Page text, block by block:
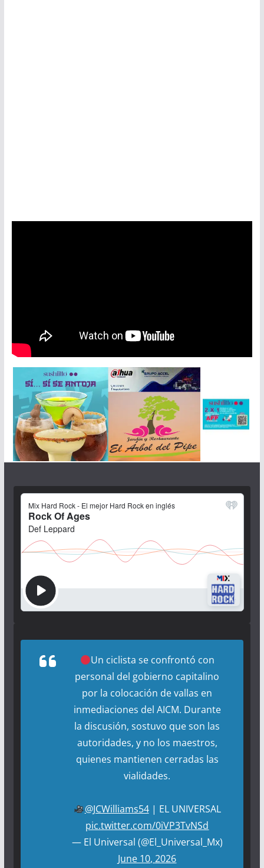
Un ciclista se confrontó con
personal del gobierno capitalino
por la colocación de vallas en
inmediaciones del AICM. Durante
la discusión, sostuvo que son las
autoridades, y no los maestros,
quienes mantienen cerradas las
vialidades.
@JCWilliams54| EL UNIVERSAL
pic.twitter.com/0iVP3TvNSd
— El Universal (@El_Universal_Mx)
June 10, 2026